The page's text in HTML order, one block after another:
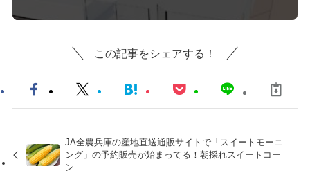
この記事をシェアする！
JA全農兵庫の産地直送通販サイトで「スイートモーニ
ング」の予約販売が始まってる！朝採れスイートコー
ン